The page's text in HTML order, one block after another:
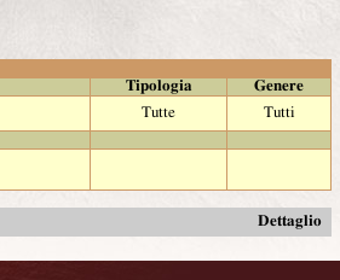
Tipologia
Genere
Tutte
Tutti
Dettaglio